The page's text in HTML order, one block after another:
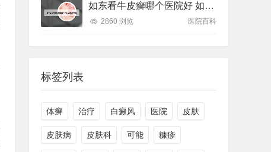
如东看牛皮癣哪个医院好 如东看皮肤病去哪
2860 浏览 医院百科
标签列表
体癣 治疗 白癜风 医院 皮肤
皮肤病 皮肤科 可能 糠疹